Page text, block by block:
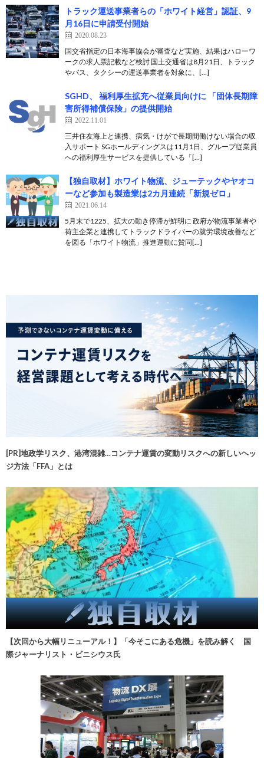
トラック運送事業者らの「ホワイト経営」認証、9
月16日に申請受付開始
2020.08.23
国交省指定の日本海事協会が審査など実施、結果はハローワ
ークの求人票記載など検討 国土交通省は8月21日、トラック
やバス、タクシーの運送事業者を対象に、[…]
SGHD、 福利厚生拡充へ従業員向けに 「団体長期障
害所得補償保険」の提供開始
2022.11.01
三井住友海上と連携、病気・けがで長期間働けない場合の収
入サポート SGホールディングスは11月1日、グループ従業員
への福利厚生サービスを提供している「[…]
【独自取材】ホワイト物流、ジューテックやヤオコ
ーなど参加も製造業は2カ月連続「新規ゼロ」
2021.06.14
5月末で1225、拡大の動き停滞が鮮明に 政府が物流事業者や
荷主企業と連携してトラックドライバーの就労環境改善など
を図る「ホワイト物流」推進運動に賛同[…]
[PR]地政学リスク、港湾混雑…コンテナ運賃の変動リスクへの新しいヘッ
ジ方法「FFA」とは
【次回から大幅リニューアル！】「今そこにある危機」を読み解く 国
際ジャーナリスト・ビニシウス氏